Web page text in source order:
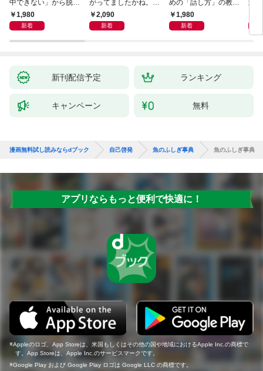
中できない」から脱
却！ AI時代の読む技
術大全
1,980
新着
がってましたかね。
獅子座、Ａ型、丙午は
めぐる
2,090
新着
めの「話し方」の教
室 Ｏｒａｃｙ（オラ
シー）
1,980
新着
式
新刊配信予定 ランキング
キャンペーン 無料
漫画無料試し読みならdブック 自己啓発 魚のふしぎ事典 魚のふしぎ事典
アプリならもっと便利で快適に！
Appleのロゴ、App Storeは、米国もしくはその他の国や地域におけるApple Inc.の商標で
す。App Storeは、Apple Inc.のサービスマークです。
Google Play および Google Play ロゴは Google LLC の商標です。